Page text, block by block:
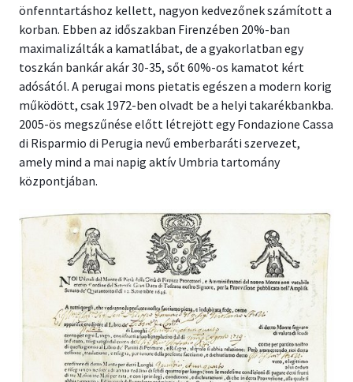
önfenntartáshoz kellett, nagyon kedvezőnek számított a
korban. Ebben az időszakban Firenzében 20%-ban
maximalizálták a kamatlábat, de a gyakorlatban egy
toszkán bankár akár 30-35, sőt 60%-os kamatot kért
adósától. A perugai mons pietatis egészen a modern korig
működött, csak 1972-ben olvadt be a helyi takarékbankba.
2005-ös megszűnése előtt létrejött egy Fondazione Cassa
di Risparmio di Perugia nevű emberbaráti szervezet,
amely mind a mai napig aktív Umbria tartomány
központjában.